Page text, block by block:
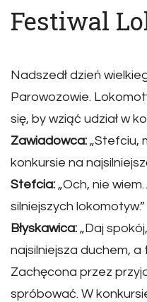
Festiwal
Nadszedł dzień
Parowozowie.
się, by wziąć udział w
Zawiadowca: „Stefciu,
konkursie na
Stefcia: „Och, nie
silniejszych lokomotyw.”
Błyskawica: „Daj
najsilniejsza duchem, a
Zachęcona przez
spróbować. W